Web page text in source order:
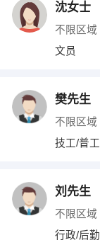
沈女士
不限区域
文员
樊先生
不限区域
技工/普工
刘先生
不限区域
行政/后勤